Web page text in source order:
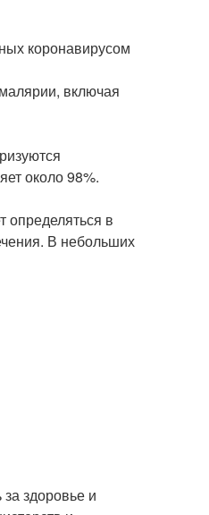
коронавирусом
включая
около 98%.
определяться в
В небольших
здоровье и